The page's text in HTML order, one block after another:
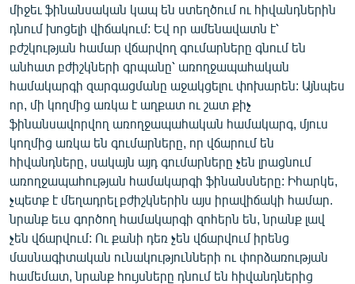
միջեւ ֆինանսական կապ են ստեղծում ու հիվանդներին
դնում խոցելի վիճակում: Եվ որ ամենավատն է՝
բժշկության համար վճարվող գումարները գնում են
անհատ բժիշկների գրպանը՝ առողջապահական
համակարգի զարգացմանը աջակցելու փոխարեն: Այնպես
որ, մի կողմից առկա է աղքատ ու շատ քիչ
ֆինանսավորվող առողջապահական համակարգ, մյուս
կողմից առկա են գումարները, որ վճարում են
հիվանդները, սակայն այդ գումարները չեն լրացնում
առողջապահության համակարգի ֆինանսները: Իհարկե,
չպետք է մեղադրել բժիշկներին այս իրավիճակի համար.
նրանք եւս գործող համակարգի զոհերն են, նրանք լավ
չեն վճարվում: Ու քանի դեռ չեն վճարվում իրենց
մասնագիտական ունակությունների ու փորձառության
համեմատ, նրանք հույսները դնում են հիվանդներից